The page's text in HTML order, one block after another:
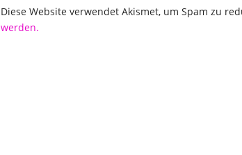
Diese Website verwendet Akismet, um Spam zu
werden.